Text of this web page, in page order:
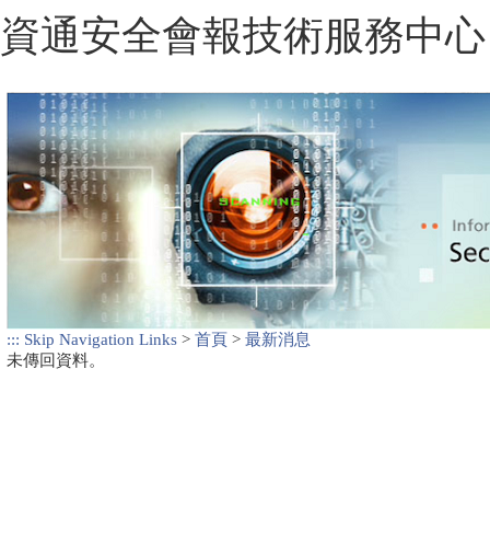
::: Skip Navigation Links > 首頁 > 最新消息
未傳回資料。